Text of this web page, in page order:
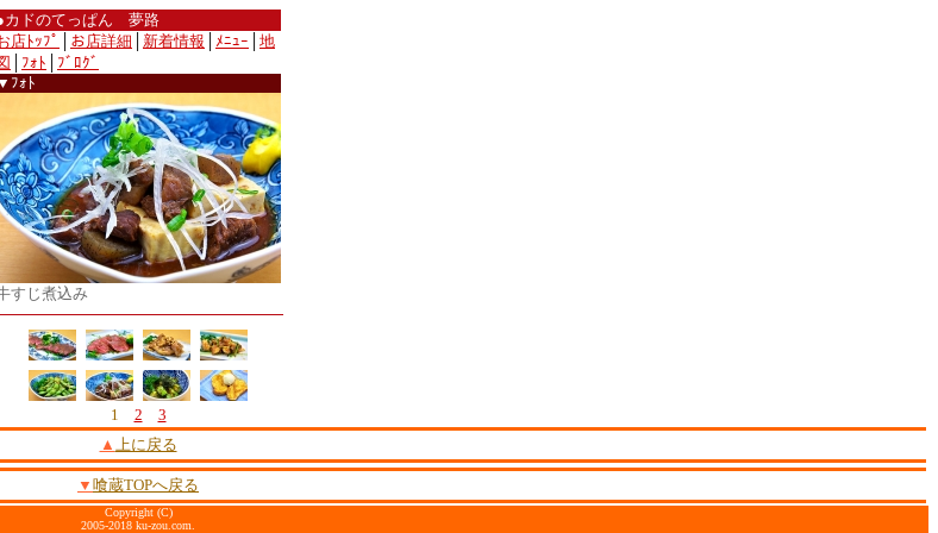
カドのてっぱん 夢路
店ﾄｯﾌﾟ
お店詳細 新着情報 ﾒﾆｭｰ
地
ﾌｫﾄ
ﾌﾞﾛｸﾞ
ﾌｫﾄ
すじ煮込み
1 2
3
▲ 上に戻る
▼ 喰蔵TOPへ戻る
Copyright (C)
2005-2018 ku-zou.com.